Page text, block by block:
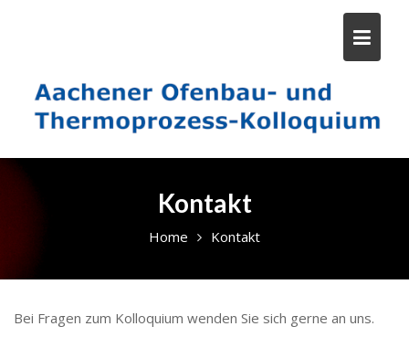
Kontakt
Home Kontakt
Bei Fragen zum Kolloquium wenden Sie sich gerne an uns.